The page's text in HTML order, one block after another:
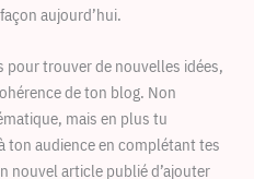
aujourd’hui.
pour trouver de nouvelles idées,
de ton blog. Non
mais en plus tu
ton audience en complétant tes
nouvel article publié d’ajouter